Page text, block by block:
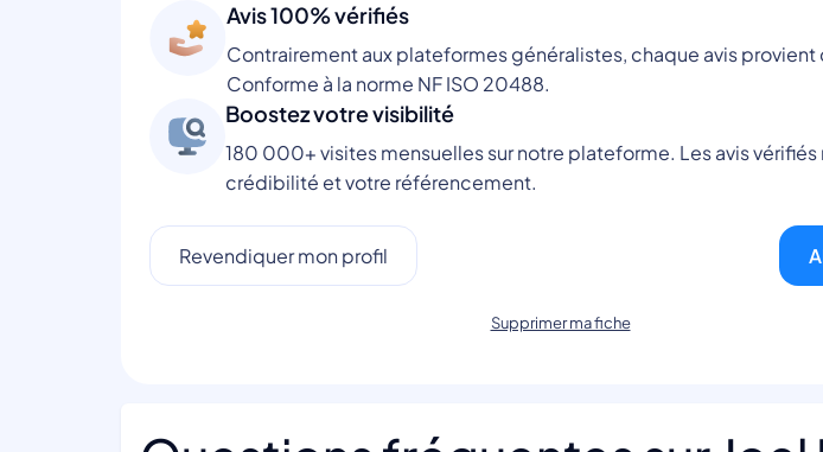
Avis 100% vérifiés
Contrairement aux plateformes généralistes, chaque avis provient
Conforme à la norme NF ISO 20488.
Boostez votre visibilité
180 000+ visites mensuelles sur notre plateforme. Les avis
crédibilité et votre référencement.
Revendiquer mon profil
Supprimer ma fiche